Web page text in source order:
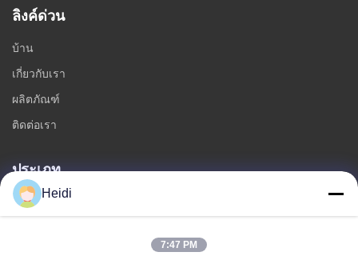
ลิงค์ด่วน
บ้าน
เกี่ยวกับเรา
ผลิตภัณฑ์
ติดต่อเรา
ประเภท
เส้นใยโพลีเอสเตอร์หลัก
สายใยพอลิเอสเตอร์ที่ละลายน้อย
Heidi
7:47 PM